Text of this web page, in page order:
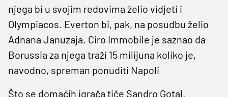
njega bi u svojim redovima želio vidjeti i
Olympiacos. Everton bi, pak, na posudbu želio
Adnana Januzaja. Ciro Immobile je saznao da
Borussia za njega traži 15 milijuna koliko je,
navodno, spreman ponuditi Napoli
Što se domaćih igrača tiče Sandro Gotal,